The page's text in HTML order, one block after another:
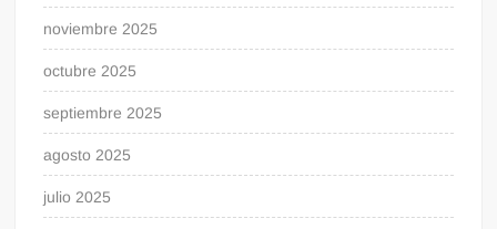
noviembre 2025
octubre 2025
septiembre 2025
agosto 2025
julio 2025